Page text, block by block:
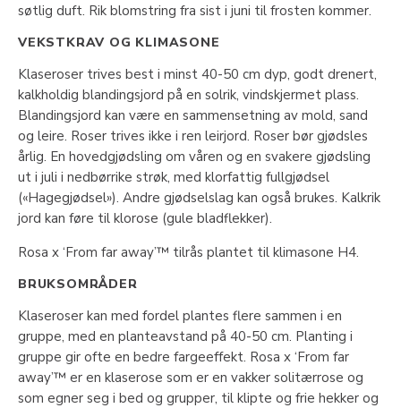
søtlig duft. Rik blomstring fra sist i juni til frosten kommer.
VEKSTKRAV OG KLIMASONE
Klaseroser trives best i minst 40-50 cm dyp, godt drenert,
kalkholdig blandingsjord på en solrik, vindskjermet plass.
Blandingsjord kan være en sammensetning av mold, sand
og leire. Roser trives ikke i ren leirjord. Roser bør gjødsles
årlig. En hovedgjødsling om våren og en svakere gjødsling
ut i juli i nedbørrike strøk, med klorfattig fullgjødsel
(«Hagegjødsel»). Andre gjødselslag kan også brukes. Kalkrik
jord kan føre til klorose (gule bladflekker).
Rosa x ‘From far away’™ tilrås plantet til klimasone H4.
BRUKSOMRÅDER
Klaseroser kan med fordel plantes flere sammen i en
gruppe, med en planteavstand på 40-50 cm. Planting i
gruppe gir ofte en bedre fargeeffekt. Rosa x ‘From far
away’™ er en klaserose som er en vakker solitærrose og
som egner seg i bed og grupper, til klipte og frie hekker og